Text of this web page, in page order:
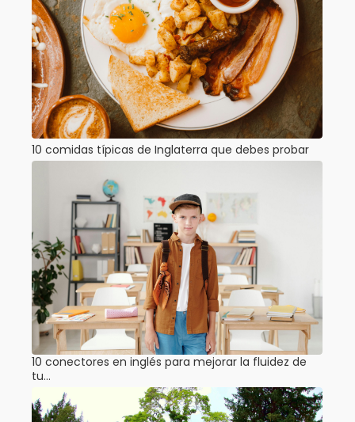
10 comidas típicas de Inglaterra que debes probar
10 conectores en inglés para mejorar la fluidez de
tu…